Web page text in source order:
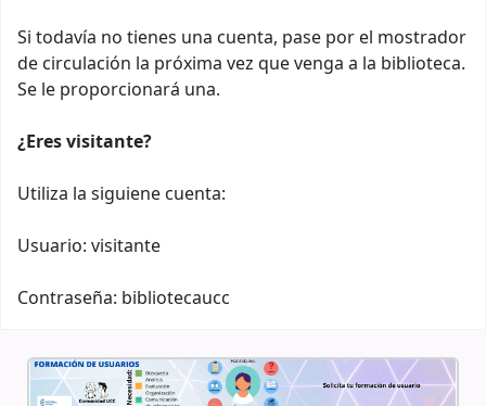
Si todavía no tienes una cuenta, pase por el mostrador
de circulación la próxima vez que venga a la biblioteca.
Se le proporcionará una.
¿Eres visitante?
Utiliza la siguiene cuenta:
Usuario: visitante
Contraseña: bibliotecaucc